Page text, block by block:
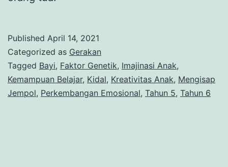
Published April 14, 2021
Categorized as Gerakan
Tagged Bayi, Faktor Genetik, Imajinasi Anak,
Kemampuan Belajar, Kidal, Kreativitas Anak, Mengisap
Jempol, Perkembangan Emosional, Tahun 5, Tahun 6